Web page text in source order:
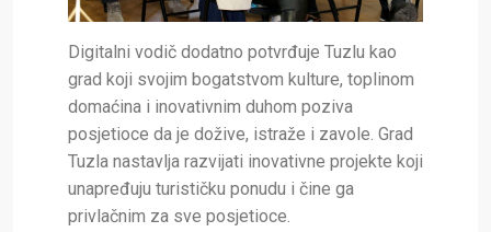
Digitalni vodič dodatno potvrđuje Tuzlu kao
grad koji svojim bogatstvom kulture, toplinom
domaćina i inovativnim duhom poziva
posjetioce da je dožive, istraže i zavole. Grad
Tuzla nastavlja razvijati inovativne projekte koji
unapređuju turističku ponudu i čine ga
privlačnim za sve posjetioce.